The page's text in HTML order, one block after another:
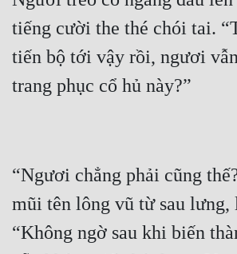
tiếng cười the thé chói tai.
tiến bộ tới vậy rồi, ngươi
“Ngươi chẳng phải cũng
mũi tên lông vũ từ sau lưng,
“Không ngờ sau khi biến